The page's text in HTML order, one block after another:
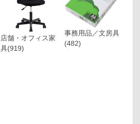
店舗・オフィス家
具(919)
事務用品／文房具
(482)